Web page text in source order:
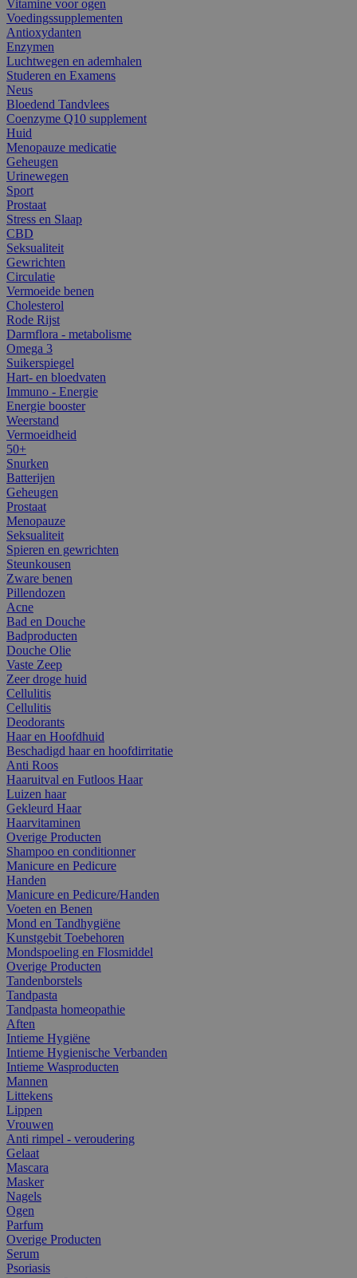
Vitamine voor ogen
Voedingssupplementen
Antioxydanten
Enzymen
Luchtwegen en ademhalen
Studeren en Examens
Neus
Bloedend Tandvlees
Coenzyme Q10 supplement
Huid
Menopauze medicatie
Geheugen
Urinewegen
Sport
Prostaat
Stress en Slaap
CBD
Seksualiteit
Gewrichten
Circulatie
Vermoeide benen
Cholesterol
Rode Rijst
Darmflora - metabolisme
Omega 3
Suikerspiegel
Hart- en bloedvaten
Immuno - Energie
Energie booster
Weerstand
Vermoeidheid
50+
Snurken
Batterijen
Geheugen
Prostaat
Menopauze
Seksualiteit
Spieren en gewrichten
Steunkousen
Zware benen
Pillendozen
Acne
Bad en Douche
Badproducten
Douche Olie
Vaste Zeep
Zeer droge huid
Cellulitis
Cellulitis
Deodorants
Haar en Hoofdhuid
Beschadigd haar en hoofdirritatie
Anti Roos
Haaruitval en Futloos Haar
Luizen haar
Gekleurd Haar
Haarvitaminen
Overige Producten
Shampoo en conditionner
Manicure en Pedicure
Handen
Manicure en Pedicure/Handen
Voeten en Benen
Mond en Tandhygiëne
Kunstgebit Toebehoren
Mondspoeling en Flosmiddel
Overige Producten
Tandenborstels
Tandpasta
Tandpasta homeopathie
Aften
Intieme Hygiëne
Intieme Hygienische Verbanden
Intieme Wasproducten
Mannen
Littekens
Lippen
Vrouwen
Anti rimpel - veroudering
Gelaat
Mascara
Masker
Nagels
Ogen
Parfum
Overige Producten
Serum
Psoriasis